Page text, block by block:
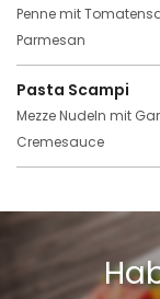
Penne mit
Parmesan
Pasta Scampi
Mezze Nudeln mit
Cremesauce